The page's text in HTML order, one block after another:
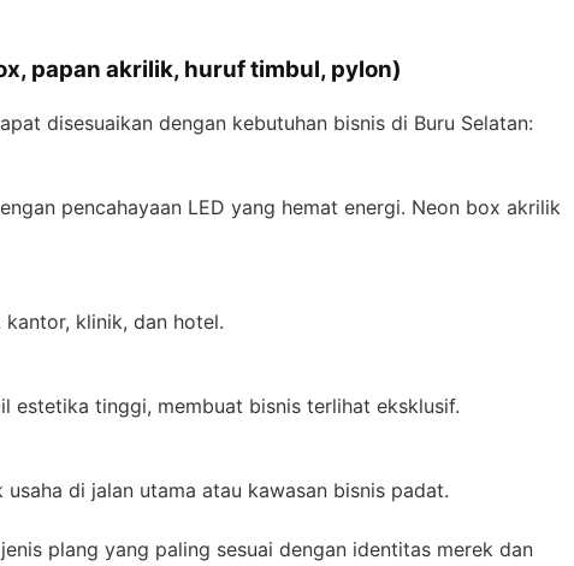
papan akrilik, huruf timbul, pylon)
disesuaikan dengan kebutuhan bisnis di Buru Selatan:
pencahayaan LED yang hemat energi. Neon box akrilik
klinik, dan hotel.
estetika tinggi, membuat bisnis terlihat eksklusif.
di jalan utama atau kawasan bisnis padat.
plang yang paling sesuai dengan identitas merek dan